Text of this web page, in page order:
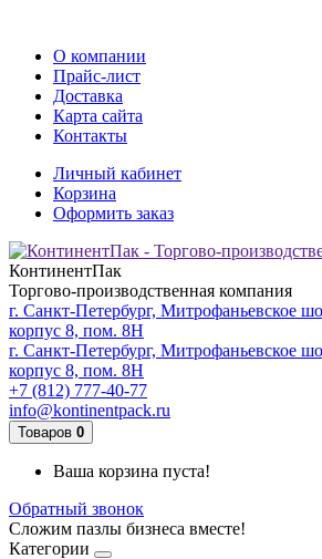
О компании
Прайс-лист
Доставка
Карта сайта
Контакты
Личный кабинет
Корзина
Оформить заказ
КонтинентПак
Торгово-производственная компания
г. Санкт-Петербург, Митрофаньевское
корпус 8, пом. 8Н
г. Санкт-Петербург, Митрофаньевское
корпус 8, пом. 8Н
+7 (812) 777-40-77
info@kontinentpack.ru
Товаров 0
Ваша корзина пуста!
Обратный звонок
Сложим пазлы бизнеса вместе!
Категории